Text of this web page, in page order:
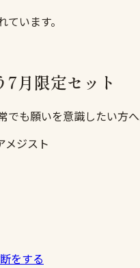
います。
月限定セット
でも願いを意識したい方
メジスト
をする